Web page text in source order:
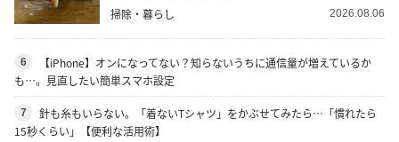
掃除・暮らし 2026.08.06
6
【iPhone】オンになってない？知らないうちに通信量が増えているか
も…。見直したい簡単スマホ設定
7
針も糸もいらない。「着ないTシャツ」をかぶせてみたら…「慣れたら
15秒くらい」【便利な活用術】